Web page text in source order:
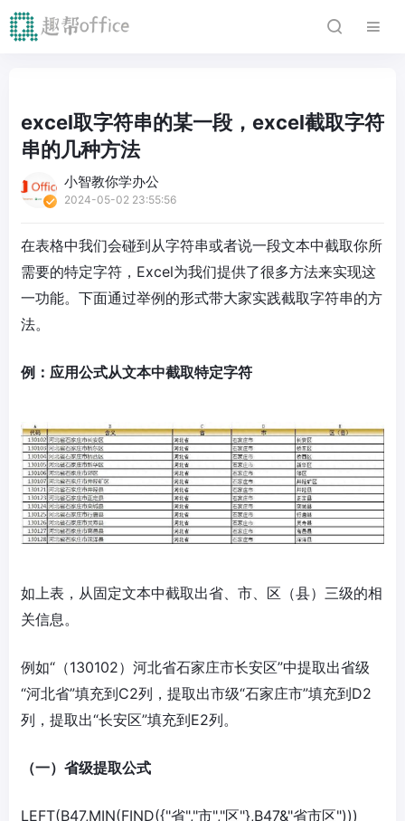
excel取字符串的某一段，excel截取字符
串的几种方法
小智教你学办公
2024-05-02 23:55:56
在表格中我们会碰到从字符串或者说一段文本中截取你所
需要的特定字符，Excel为我们提供了很多方法来实现这
一功能。下面通过举例的形式带大家实践截取字符串的方
法。
例：应用公式从文本中截取特定字符
如上表，从固定文本中截取出省、市、区（县）三级的相
关信息。
例如“（130102）河北省石家庄市长安区”中提取出省级
“河北省”填充到C2列，提取出市级“石家庄市”填充到D2
列，提取出“长安区”填充到E2列。
（一）省级提取公式
LEFT(B47,MIN(FIND({"省","市","区"},B47&"省市区")))